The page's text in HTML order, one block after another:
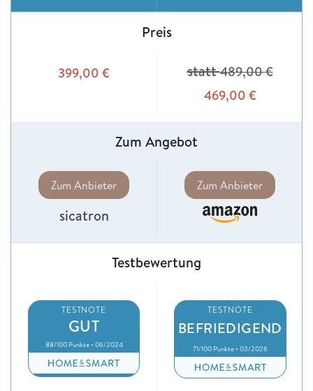
Preis
399,00 € statt489,00€
469,00 €
Zum Angebot
Zum Anbieter
sicatron
Zum Anbieter
Testbewertung
TESTNOTE
GUT
88/100 Punkte • 06/2024
TESTNOTE
BEFRIEDIGEND
71/100 Punkte • 03/2026